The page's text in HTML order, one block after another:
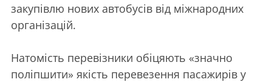
закупівлю нових автобусів від міжнародних
організацій.
Натомість перевізники обіцяють «значно
поліпшити» якість перевезення пасажирів у